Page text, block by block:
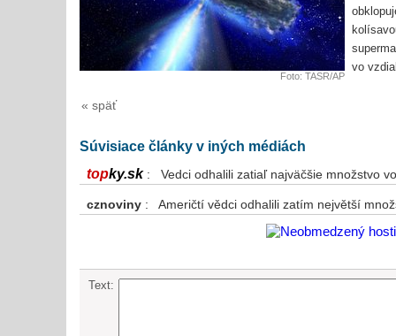
Foto: TASR/AP
vo
« späť
Súvisiace články v iných médiách
topky.sk : Vedci odhalili zatiaľ najväčšie množstvo
cznoviny : Američtí vědci odhalili zatím největší
Text: